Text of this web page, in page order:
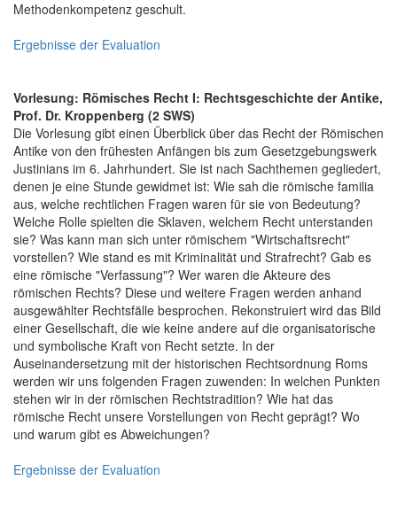
Methodenkompetenz geschult.
Ergebnisse der Evaluation
Vorlesung: Römisches Recht I: Rechtsgeschichte der Antike,
Prof. Dr. Kroppenberg (2 SWS)
Die Vorlesung gibt einen Überblick über das Recht der Römischen
Antike von den frühesten Anfängen bis zum Gesetzgebungswerk
Justinians im 6. Jahrhundert. Sie ist nach Sachthemen gegliedert,
denen je eine Stunde gewidmet ist: Wie sah die römische familia
aus, welche rechtlichen Fragen waren für sie von Bedeutung?
Welche Rolle spielten die Sklaven, welchem Recht unterstanden
sie? Was kann man sich unter römischem "Wirtschaftsrecht"
vorstellen? Wie stand es mit Kriminalität und Strafrecht? Gab es
eine römische "Verfassung"? Wer waren die Akteure des
römischen Rechts? Diese und weitere Fragen werden anhand
ausgewählter Rechtsfälle besprochen. Rekonstruiert wird das Bild
einer Gesellschaft, die wie keine andere auf die organisatorische
und symbolische Kraft von Recht setzte. In der
Auseinandersetzung mit der historischen Rechtsordnung Roms
werden wir uns folgenden Fragen zuwenden: In welchen Punkten
stehen wir in der römischen Rechtstradition? Wie hat das
römische Recht unsere Vorstellungen von Recht geprägt? Wo
und warum gibt es Abweichungen?
Ergebnisse der Evaluation